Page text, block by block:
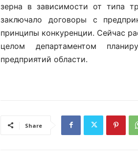
зерна в зависимости от типа
заключало договоры с
принципы конкуренции. Сейчас
целом департаментом
предприятий области.
Share